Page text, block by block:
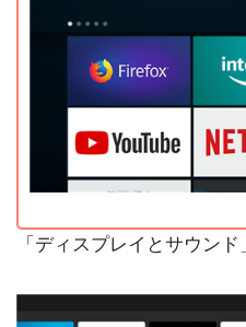
「ディスプレイとサウンド